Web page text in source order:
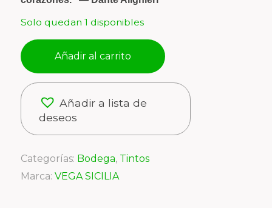
Solo quedan 1 disponibles
Añadir al carrito
Añadir a lista de
deseos
Categorías: Bodega, Tintos
Marca: VEGA SICILIA